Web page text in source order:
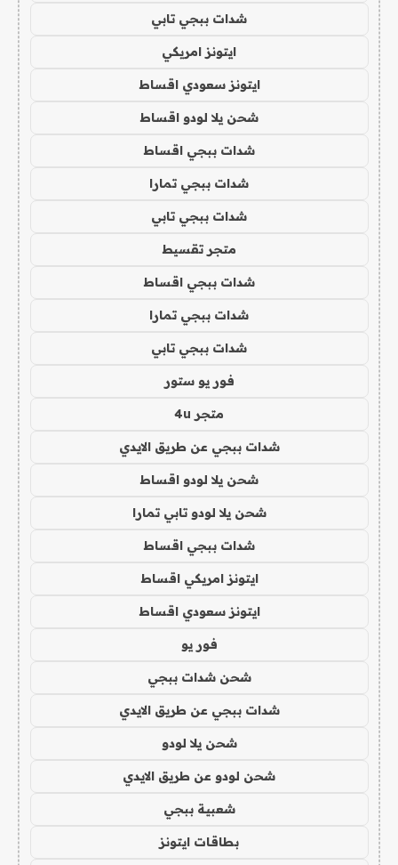
شدات ببجي تابي
ايتونز امريكي
ايتونز سعودي اقساط
شحن يلا لودو اقساط
شدات ببجي اقساط
شدات ببجي تمارا
شدات ببجي تابي
متجر تقسيط
شدات ببجي اقساط
شدات ببجي تمارا
شدات ببجي تابي
فور يو ستور
متجر 4u
شدات ببجي عن طريق الايدي
شحن يلا لودو اقساط
شحن يلا لودو تابي تمارا
شدات ببجي اقساط
ايتونز امريكي اقساط
ايتونز سعودي اقساط
فور يو
شحن شدات ببجي
شدات ببجي عن طريق الايدي
شحن يلا لودو
شحن لودو عن طريق الايدي
شعبية ببجي
بطاقات ايتونز